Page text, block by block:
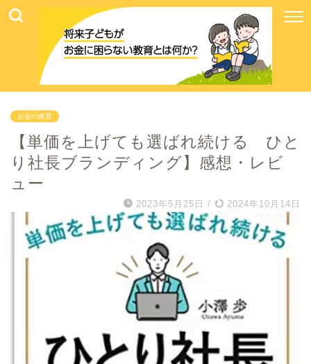
お金の教育
【単価を上げても選ばれ続ける ひと
り社長ブランディング】感想・レビ
ュー
2023年5月25日 / 2024年10月14日